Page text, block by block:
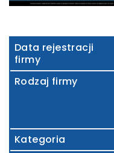
Data rejestracji
firmy
Rodzaj firmy
Kategoria